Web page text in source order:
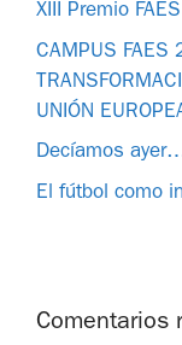
XIII Premio
CAMPUS FAES
UNIÓN
Decíamos
El fútbol como
Comentarios